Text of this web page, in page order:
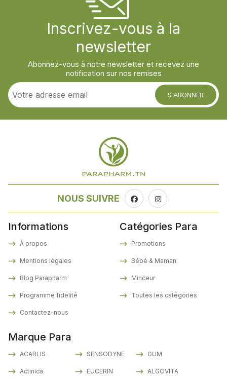
Inscrivez-vous à la
newsletter
Abonnez-vous à notre newsletter et recevez une
notification sur nos remises
S'ABONNER
NOUS SUIVRE
Informations
À propos
Mentions légales
Blog Parapharm
Programme fidelité
Contactez-nous
Marque Para
ACARLIS
Actinica
SENSODYNE
EUCERIN
GUM
ALGOVITA
Catégories Para
Promotions
Bébé & Maman
Minceur
Toutes les catégories